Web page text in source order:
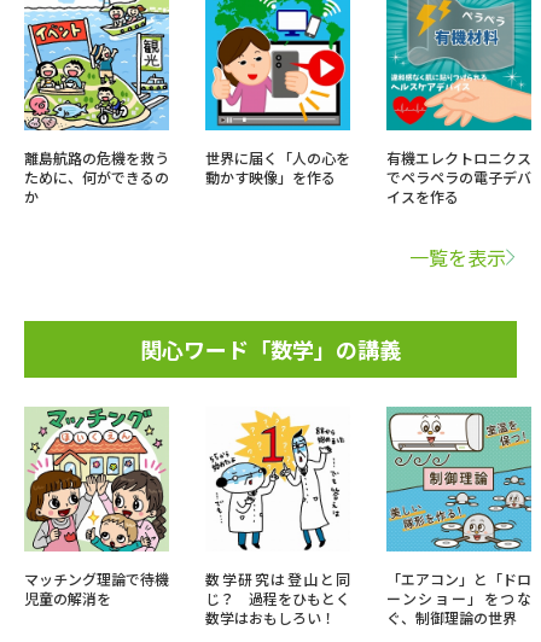
離島航路の危機を救う
ために、何ができるの
か
世界に届く「人の心を
動かす映像」を作る
有機エレクトロニクス
でペラペラの電子デバ
イスを作る
一覧を表示
関心ワード「数学」の講義
マッチング理論で待機
児童の解消を
数学研究は登山と同
じ？ 過程をひもとく
数学はおもしろい！
「エアコン」と「ドロ
ーンショー」をつな
ぐ、制御理論の世界